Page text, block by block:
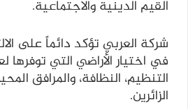
القيم الدينية والاجتماعية.
شركة العربي تؤكد دائماً على
في اختيار الأراضي التي توفرها
التنظيم، النظافة، والمرافق
الزائرين.